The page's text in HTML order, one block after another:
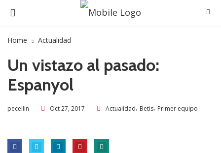
Home Actualidad
Un vistazo al pasado:
Espanyol
pecellin Oct 27, 2017 Actualidad, Betis, Primer equipo